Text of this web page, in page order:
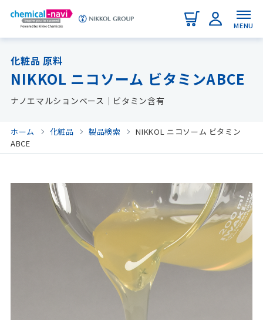
MENU
化粧品 原料
NIKKOL ニコソーム ビタミンABCE
ナノエマルションベース｜ビタミン含有
ホーム 化粧品 製品検索
NIKKOL ニコソーム ビタミン
ABCE